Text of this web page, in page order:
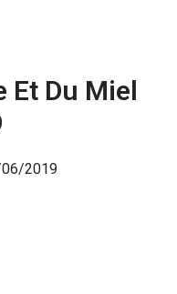
Et Du Miel
2019